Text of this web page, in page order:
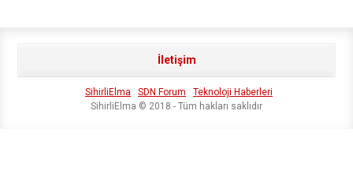
İletişim
SihirliElma SDN Forum
Teknoloji Haberleri
SihirliElma © 2018 - Tüm hakları saklıdır